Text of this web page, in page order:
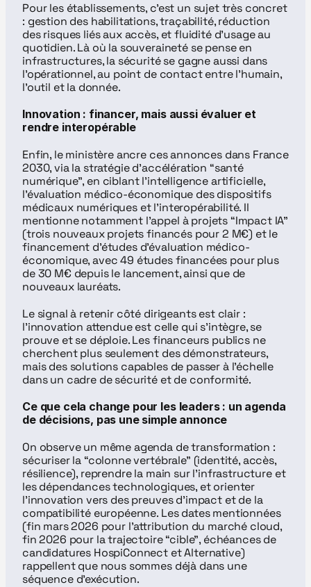
Pour les établissements, c’est un sujet très concret
: gestion des habilitations, traçabilité, réduction
des risques liés aux accès, et fluidité d’usage au
quotidien. Là où la souveraineté se pense en
infrastructures, la sécurité se gagne aussi dans
l’opérationnel, au point de contact entre l’humain,
l’outil et la donnée.
Innovation : financer, mais aussi évaluer et
rendre interopérable
Enfin, le ministère ancre ces annonces dans France
2030, via la stratégie d’accélération “santé
numérique”, en ciblant l’intelligence artificielle,
l’évaluation médico-économique des dispositifs
médicaux numériques et l’interopérabilité. Il
mentionne notamment l’appel à projets “Impact IA”
(trois nouveaux projets financés pour 2 M€) et le
financement d’études d’évaluation médico-
économique, avec 49 études financées pour plus
de 30 M€ depuis le lancement, ainsi que de
nouveaux lauréats.
Le signal à retenir côté dirigeants est clair :
l’innovation attendue est celle qui s’intègre, se
prouve et se déploie. Les financeurs publics ne
cherchent plus seulement des démonstrateurs,
mais des solutions capables de passer à l’échelle
dans un cadre de sécurité et de conformité.
Ce que cela change pour les leaders : un agenda
de décisions, pas une simple annonce
On observe un même agenda de transformation :
sécuriser la “colonne vertébrale” (identité, accès,
résilience), reprendre la main sur l’infrastructure et
les dépendances technologiques, et orienter
l’innovation vers des preuves d’impact et de la
compatibilité européenne. Les dates mentionnées
(fin mars 2026 pour l’attribution du marché cloud,
fin 2026 pour la trajectoire “cible”, échéances de
candidatures HospiConnect et Alternative)
rappellent que nous sommes déjà dans une
séquence d’exécution.